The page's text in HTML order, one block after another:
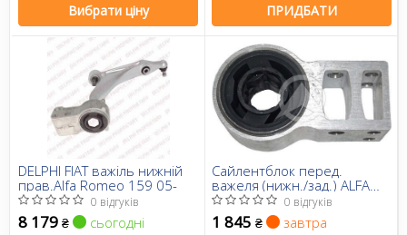
Вибрати ціну ПРИДБАТИ
DELPHI FIAT важіль нижній
прав.Alfa Romeo 159 05-
0 відгуків
8 179 ₴ сьогодні
Сайлентблок перед.
важеля (нижн./зад.) ALFA
159/Brera/Spider 05- Л.
0 відгуків
1 845 ₴ завтра